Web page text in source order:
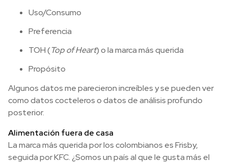
Uso/Consumo
Preferencia
TOH (Top of Heart) o la marca más querida
Propósito
Algunos datos me parecieron increíbles y se pueden ver
como datos cocteleros o datos de análisis profundo
posterior.
Alimentación fuera de casa
La marca más querida por los colombianos es Frisby,
seguida por KFC. ¿Somos un país al que le gusta más el